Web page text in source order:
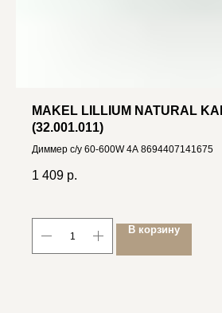
MAKEL LILLIUM NATURAL
(32.001.011)
Диммер с/у 60-600W 4A 8694407141675
1 409 р.
В корзину